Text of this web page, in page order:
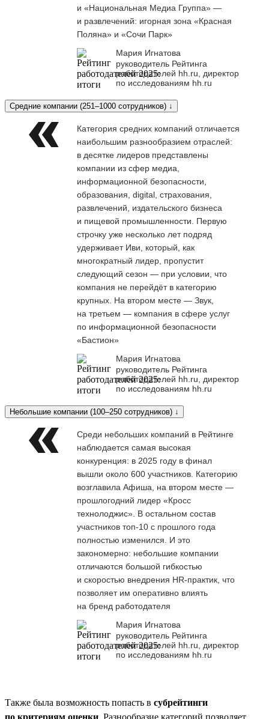
и «Национальная Медиа Группа» —
и развлечений: игорная зона «Красная
Поляна» и «Сочи Парк»
Мария Игнатова
руководитель Рейтинга
работодателей hh.ru, директор
по исследованиям hh.ru
Средние компании (251–1000 сотрудников) ↓
Категория средних компаний отличается
наибольшим разнообразием отраслей:
в десятке лидеров представлены
компании из сфер медиа,
информационной безопасности,
образования, digital, страхования,
развлечений, издательского бизнеса
и пищевой промышленности. Первую
строчку уже несколько лет подряд
удерживает Иви, который, как
многократный лидер, пропустит
следующий сезон — при условии, что
компания не перейдёт в категорию
крупных. На втором месте — Звук,
на третьем — компания в сфере услуг
по информационной безопасности
«Бастион»
Мария Игнатова
руководитель Рейтинга
работодателей hh.ru, директор
по исследованиям hh.ru
Небольшие компании (100–250 сотрудников) ↓
Среди небольших компаний в Рейтинге
наблюдается самая высокая
конкуренция: в 2025 году в финал
вышли около 600 участников. Категорию
возглавила Афиша, на втором месте —
прошлогодний лидер «Кросс
технолоджис». В остальном состав
участников топ-10 с прошлого года
полностью изменился. И это
закономерно: небольшие компании
отличаются большой гибкостью
и скоростью внедрения HR-практик, что
позволяет им оперативно влиять
на бренд работодателя
Мария Игнатова
руководитель Рейтинга
работодателей hh.ru, директор
по исследованиям hh.ru
Также была возможность попасть в субрейтинги
по критериям оценки . Разнообразие категорий позволяет